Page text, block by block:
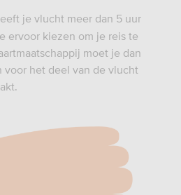
je vlucht meer dan 5 uur
ervoor kiezen om je reis te
moet je dan
het deel van de vlucht